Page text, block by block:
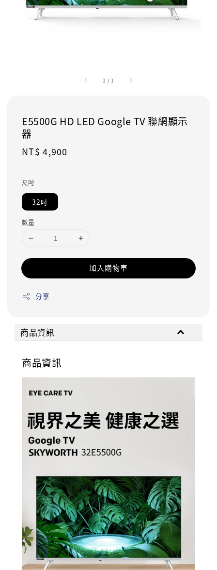
1 / 1
E5500G HD LED Google TV 聯網顯示
器
Regular
NT$ 4,900
尺吋
32吋
數量
加入購物車
分享
商品資訊
商品資訊